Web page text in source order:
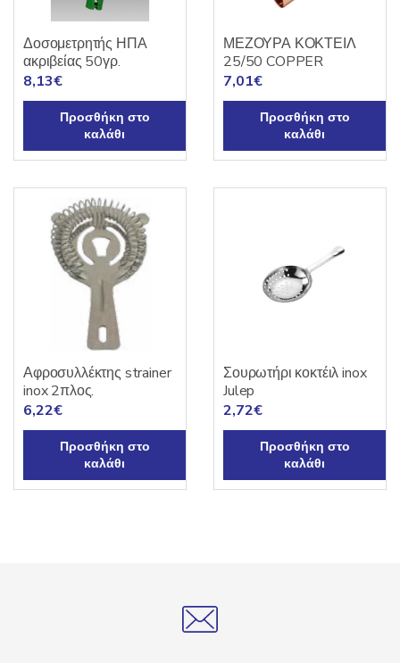
Δοσομετρητής ΗΠΑ
ακριβείας 50γρ.
8,13€
Προσθήκη στο
καλάθι
ΜΕΖΟΥΡΑ ΚΟΚΤΕΙΛ
25/50 COPPER
7,01€
Προσθήκη στο
καλάθι
Αφροσυλλέκτης strainer
inox 2πλος.
6,22€
Προσθήκη στο
καλάθι
Σουρωτήρι κοκτέιλ inox
Julep
2,72€
Προσθήκη στο
καλάθι